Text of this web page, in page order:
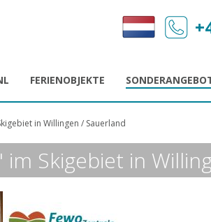
FERIENOBJEKTE
in Willingen / Sauerland
Skigebiet in